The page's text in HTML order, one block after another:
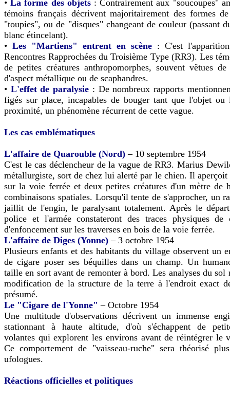
•La forme des objets: Contrairement aux "soucoupes"
témoins français décrivent majoritairement des formes
"toupies", ou de "disques" changeant de couleur (passant
blanc étincelant).
• Les "Martiens" entrent en scène : C'est
Rencontres Rapprochées du Troisième Type (RR3). Les
de petites créatures anthropomorphes, souvent vêtues de
d'aspect métallique ou de scaphandres.
• L'effet de paralysie : De nombreux rapports
figés sur place, incapables de bouger tant que l'objet ou
proximité, un phénomène récurrent de cette vague.
Les cas emblématiques
L'affaire de Quarouble (Nord) – 10 septembre 1954
C'est le cas déclencheur de la vague de RR3. Marius
métallurgiste, sort de chez lui alerté par le chien. Il aperçoit
sur la voie ferrée et deux petites créatures d'un mètre de
combinaisons spatiales. Lorsqu'il tente de s'approcher, un
jaillit de l'engin, le paralysant totalement. Après le
police et l'armée constateront des traces physiques de
d'enfoncement sur les traverses en bois de la voie ferrée.
L'affaire de Diges (Yonne) – 3 octobre 1954
Plusieurs enfants et des habitants du village observent un
de cigare poser ses béquilles dans un champ. Un
taille en sort avant de remonter à bord. Les analyses du sol
modification de la structure de la terre à l'endroit exact
présumé.
Le "Cigare de l'Yonne" – Octobre 1954
Une multitude d'observations décrivent un immense
stationnant à haute altitude, d'où s'échappent de
volantes qui explorent les environs avant de réintégrer le
Ce comportement de "vaisseau-ruche" sera théorisé
ufologues.
Réactions officielles et politiques